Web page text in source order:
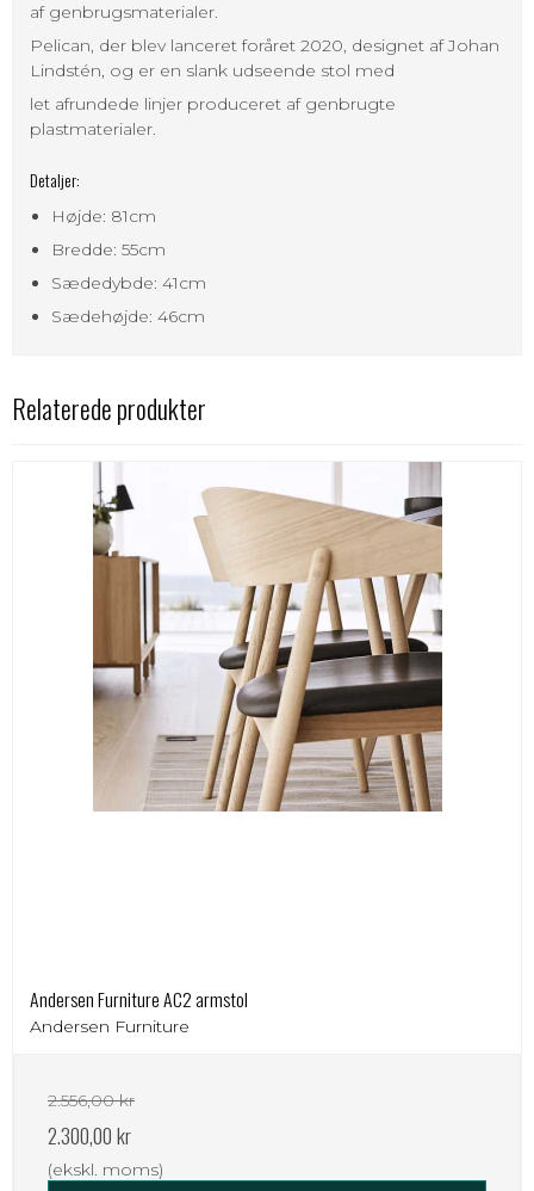
af genbrugsmaterialer.
Pelican, der blev lanceret foråret 2020, designet af Johan
Lindstén, og er en slank udseende stol med
let afrundede linjer produceret af genbrugte
plastmaterialer.
Detaljer:
Højde: 81cm
Bredde: 55cm
Sædedybde: 41cm
Sædehøjde: 46cm
Relaterede produkter
Andersen Furniture AC2 armstol
Andersen Furniture
2.556,00 kr
2.300,00 kr
(ekskl. moms)